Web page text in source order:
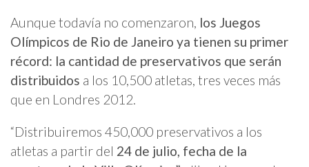
Aunque todavía no comenzaron, los Juegos
Olímpicos de Rio de Janeiro ya tienen su primer
récord: la cantidad de preservativos que serán
distribuidos a los 10,500 atletas, tres veces más
que en Londres 2012.
“Distribuiremos 450,000 preservativos a los
atletas a partir del 24 de julio, fecha de la